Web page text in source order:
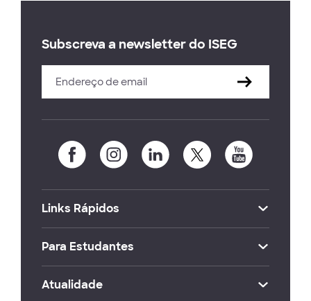
Subscreva a newsletter do ISEG
Links Rápidos
Para Estudantes
Atualidade